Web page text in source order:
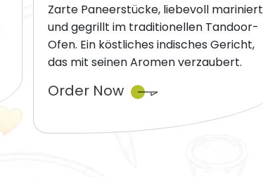
Zarte Paneerstücke, liebevoll mariniert
und gegrillt im traditionellen Tandoor-
Ofen. Ein köstliches indisches Gericht,
das mit seinen Aromen verzaubert.
Order Now